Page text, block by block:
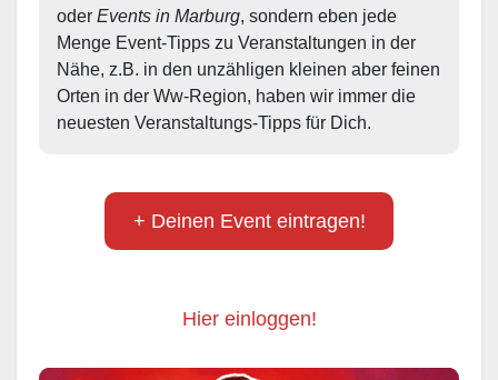
oder Events in Marburg, sondern eben jede
Menge Event-Tipps zu Veranstaltungen in der
Nähe, z.B. in den unzähligen kleinen aber feinen
Orten in der Ww-Region, haben wir immer die
neuesten Veranstaltungs-Tipps für Dich.
+ Deinen Event eintragen!
Hier einloggen!